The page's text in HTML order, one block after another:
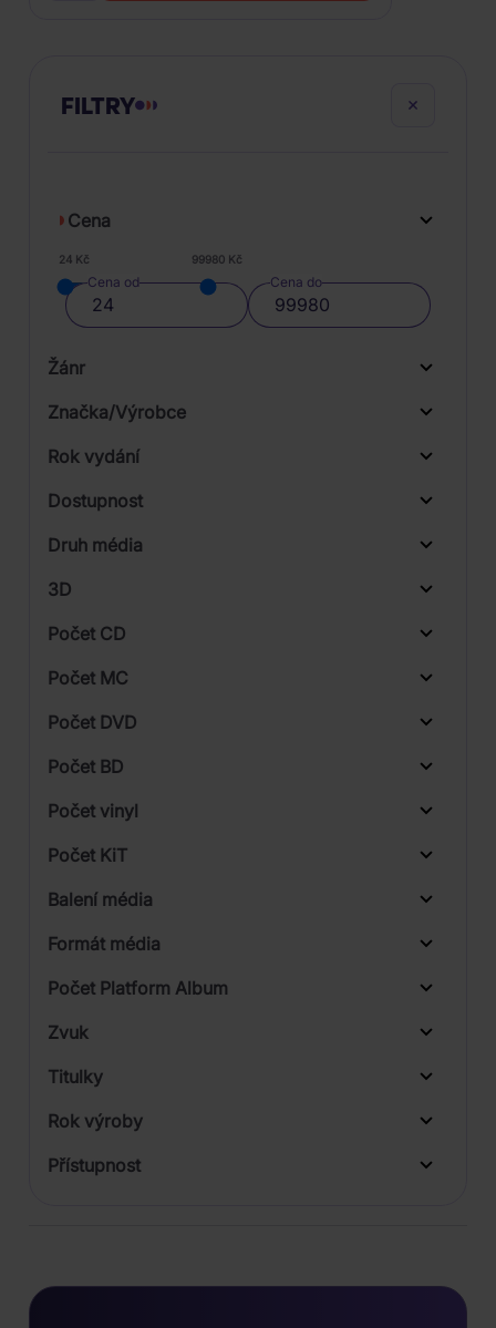
FILTRY
Cena
24 Kč 99980 Kč
Cena od Cena do
Žánr
Značka/Výrobce
Rok vydání
Od
Dostupnost
Druh média
3D
Počet CD
Počet MC
Počet DVD
Počet BD
Počet vinyl
Počet KiT
Balení média
Formát média
Počet Platform Album
Zvuk
Titulky
Rok výroby
Přístupnost